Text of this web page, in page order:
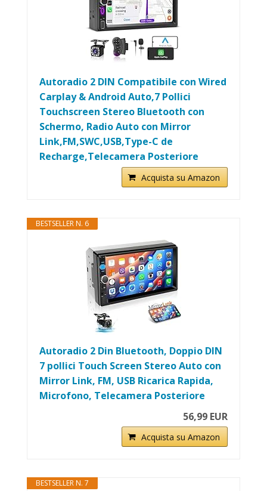
Autoradio 2 DIN Compatibile con Wired
Carplay & Android Auto,7 Pollici
Touchscreen Stereo Bluetooth con
Schermo, Radio Auto con Mirror
Link,FM,SWC,USB,Type-C de
Recharge,Telecamera Posteriore
Acquista su Amazon
BESTSELLER N. 6
Autoradio 2 Din Bluetooth, Doppio DIN
7 pollici Touch Screen Stereo Auto con
Mirror Link, FM, USB Ricarica Rapida,
Microfono, Telecamera Posteriore
56,99 EUR
Acquista su Amazon
BESTSELLER N. 7